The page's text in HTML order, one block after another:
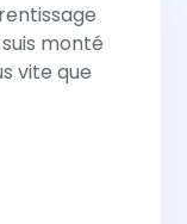
monté
vite que